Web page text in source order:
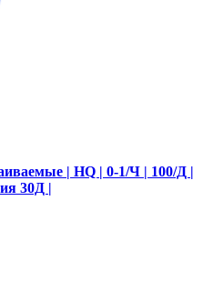
| HQ | 0-1/Ч | 100/Д |
30Д |